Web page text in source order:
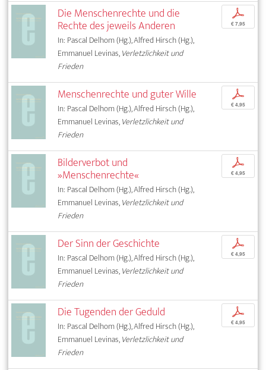
Die Menschenrechte und die
Rechte des jeweils Anderen
In: Pascal Delhom (Hg.), Alfred Hirsch (Hg.),
Emmanuel Levinas,Verletzlichkeit und
Frieden
p
€ 7,95
Menschenrechte und guter Wille
In: Pascal Delhom (Hg.), Alfred Hirsch (Hg.),
Emmanuel Levinas,Verletzlichkeit und
Frieden
p
€ 4,95
Bilderverbot und
»Menschenrechte«
In: Pascal Delhom (Hg.), Alfred Hirsch (Hg.),
Emmanuel Levinas,Verletzlichkeit und
Frieden
p
€ 4,95
Der Sinn der Geschichte
In: Pascal Delhom (Hg.), Alfred Hirsch (Hg.),
Emmanuel Levinas,Verletzlichkeit und
Frieden
p
€ 4,95
Die Tugenden der Geduld
In: Pascal Delhom (Hg.), Alfred Hirsch (Hg.),
Emmanuel Levinas,Verletzlichkeit und
Frieden
p
€ 4,95